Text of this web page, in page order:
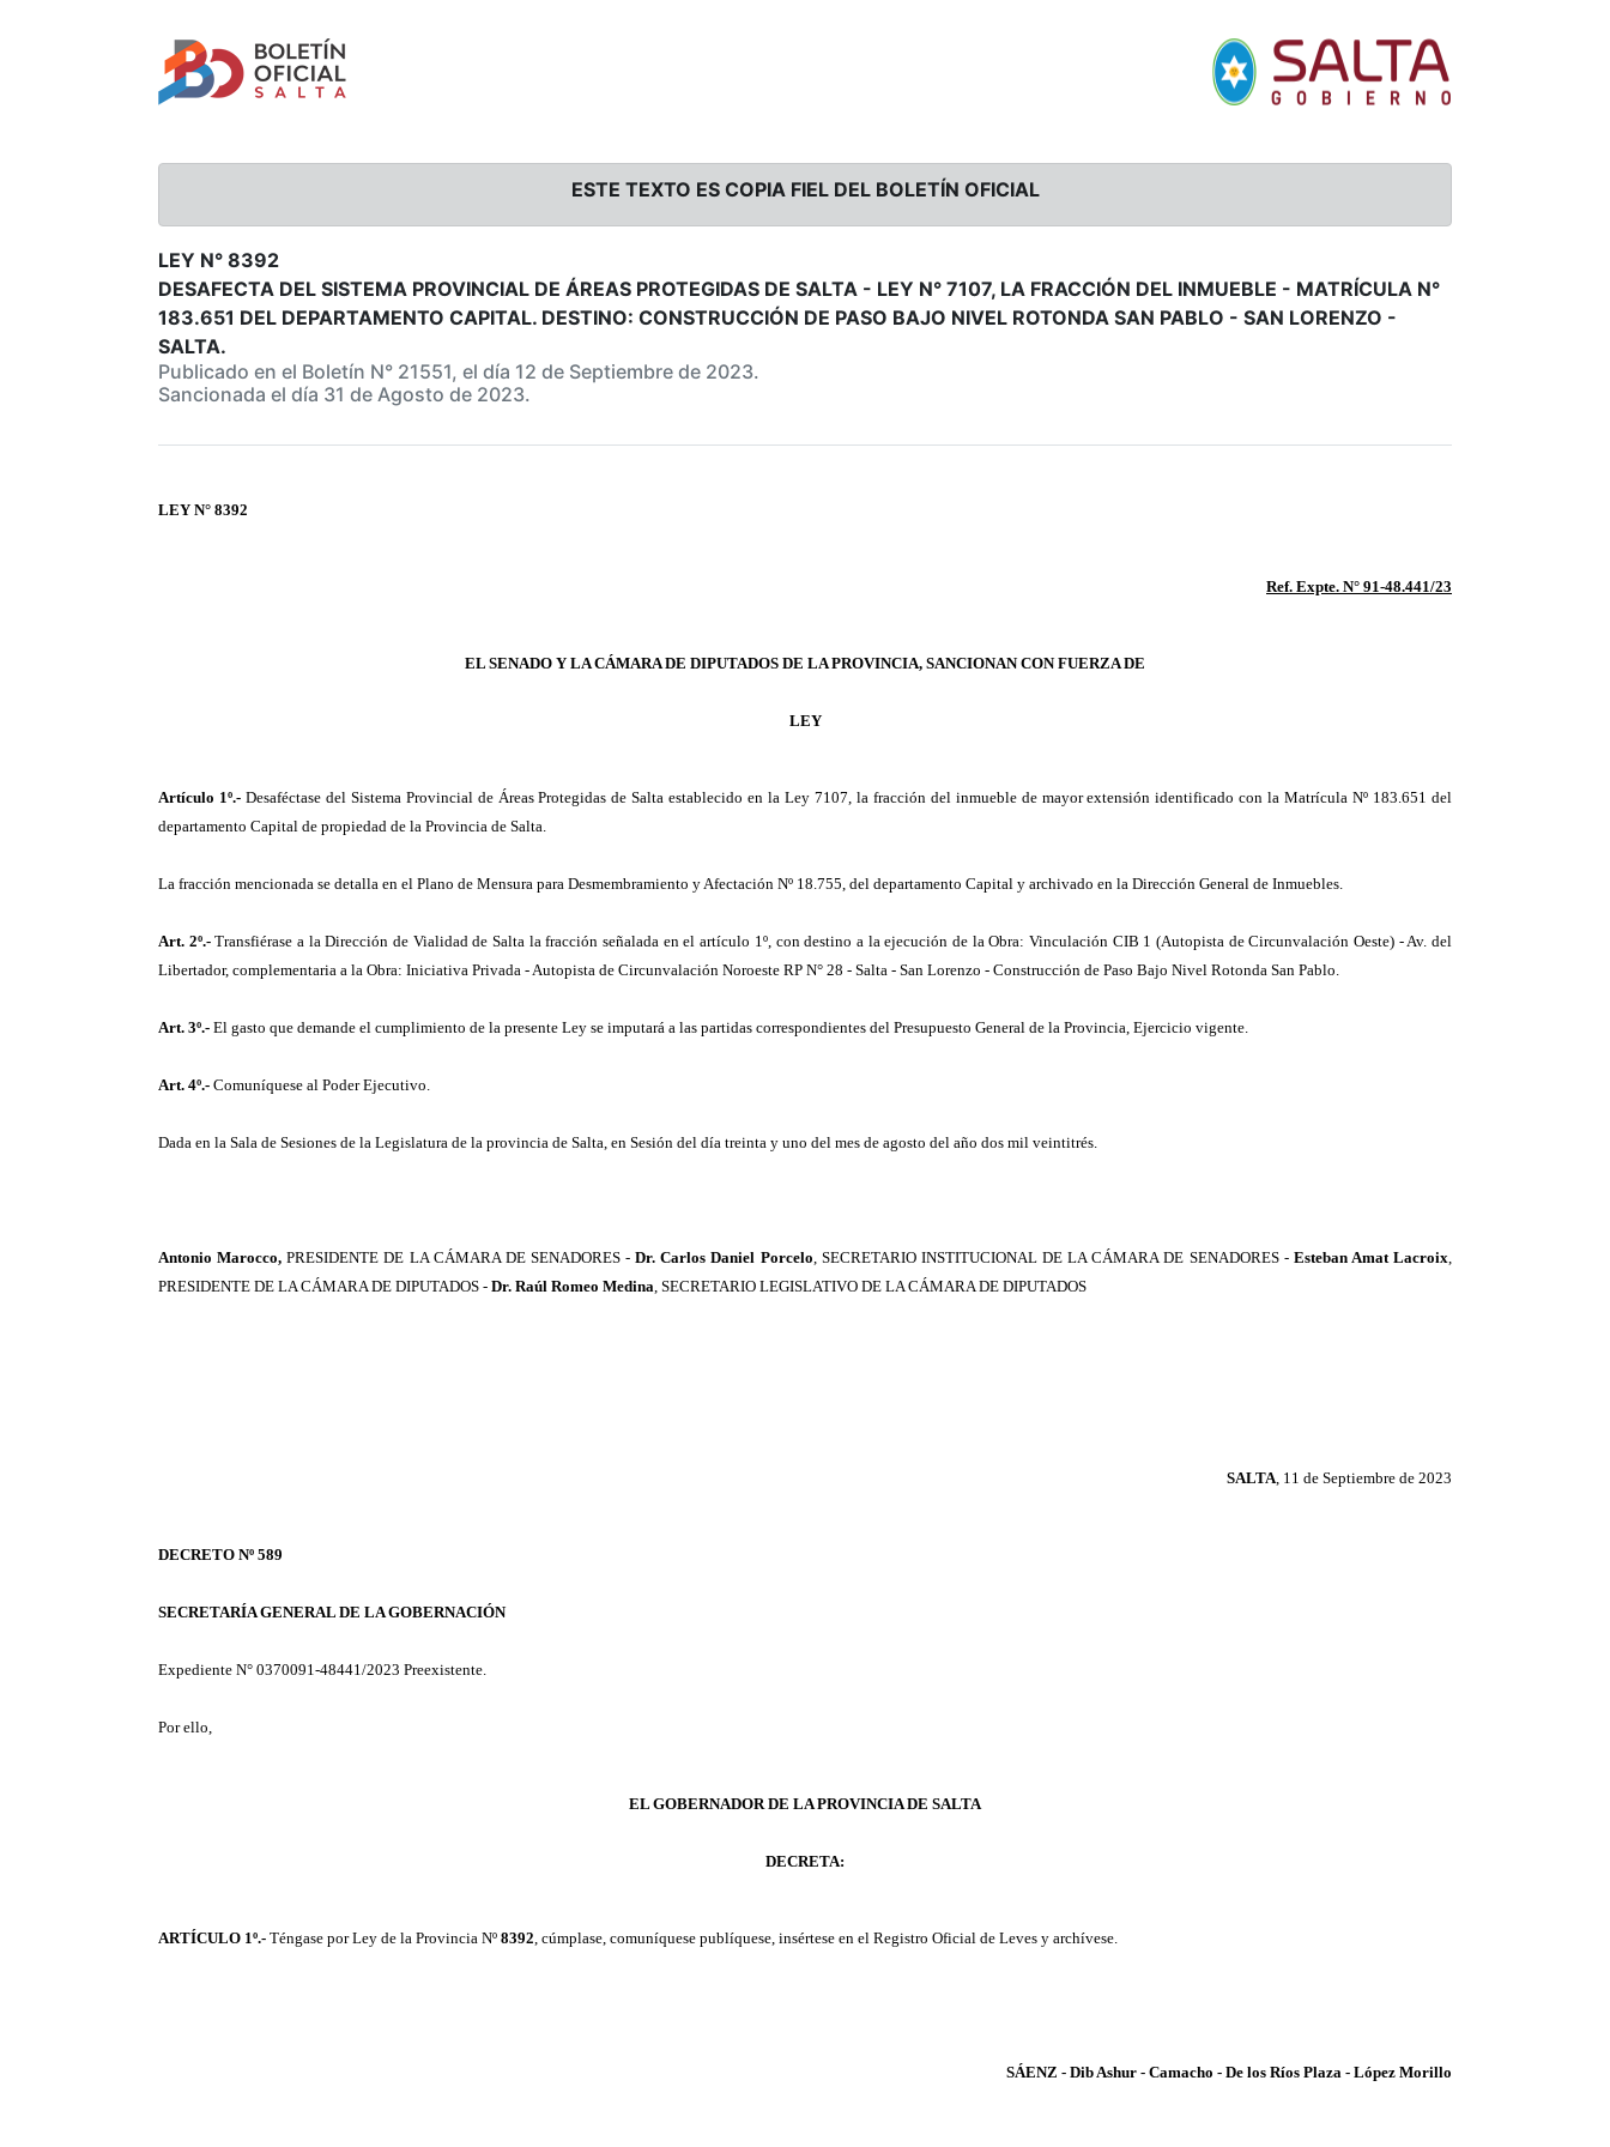
ESTE TEXTO ES COPIA FIEL DEL BOLETÍN OFICIAL
LEY N° 8392
DESAFECTA DEL SISTEMA PROVINCIAL DE ÁREAS PROTEGIDAS DE SALTA - LEY N° 7107, LA FRACCIÓN DEL INMUEBLE - MATRÍCULA N°
183.651 DEL DEPARTAMENTO CAPITAL. DESTINO: CONSTRUCCIÓN DE PASO BAJO NIVEL ROTONDA SAN PABLO - SAN LORENZO -
SALTA.
Publicado en el Boletín N° 21551, el día 12 de Septiembre de 2023.
Sancionada el día 31 de Agosto de 2023.
LEY N° 8392
Ref. Expte. N° 91-48.441/23
EL SENADO Y LA CÁMARA DE DIPUTADOS DE LA PROVINCIA, SANCIONAN CON FUERZA DE
LEY
Artículo 1º.-Desaféctase del Sistema Provincial de Áreas Protegidas de Salta establecido en la Ley 7107, la fracción del inmueble de mayor extensión identificado con la Matrícula Nº 183.651 del
departamento Capital de propiedad de la Provincia de Salta.
La fracción mencionada se detalla en el Plano de Mensura para Desmembramiento y Afectación Nº 18.755, del departamento Capital y archivado en la Dirección General de Inmuebles.
Art. 2º.-Transfiérase a la Dirección de Vialidad de Salta la fracción señalada en el artículo 1º, con destino a la ejecución de la Obra: Vinculación CIB 1 (Autopista de Circunvalación Oeste) - Av. del
Libertador, complementaria a la Obra: Iniciativa Privada - Autopista de Circunvalación Noroeste RP N° 28 - Salta - San Lorenzo - Construcción de Paso Bajo Nivel Rotonda San Pablo.
Art. 3º.- El gasto que demande el cumplimiento de la presente Ley se imputará a las partidas correspondientes del Presupuesto General de la Provincia, Ejercicio vigente.
Art. 4º.- Comuníquese al Poder Ejecutivo.
Dada en la Sala de Sesiones de la Legislatura de la provincia de Salta, en Sesión del día treinta y uno del mes de agosto del año dos mil veintitrés.
Antonio Marocco,PRESIDENTE DE LA CÁMARA DE SENADORES - Dr. Carlos Daniel Porcelo, SECRETARIO INSTITUCIONAL DE LA CÁMARA DE SENADORES- Esteban Amat Lacroix,
PRESIDENTE DE LA CÁMARA DE DIPUTADOS - Dr. Raúl Romeo Medina, SECRETARIO LEGISLATIVO DE LA CÁMARA DE DIPUTADOS
SALTA, 11 de Septiembre de 2023
DECRETO Nº 589
SECRETARÍA GENERAL DE LA GOBERNACIÓN
Expediente N° 0370091-48441/2023 Preexistente.
Por ello,
EL GOBERNADOR DE LA PROVINCIA DE SALTA
DECRETA:
ARTÍCULO 1º.- Téngase por Ley de la Provincia Nº 8392, cúmplase, comuníquese publíquese, insértese en el Registro Oficial de Leves y archívese.
SÁENZ - Dib Ashur - Camacho - De los Ríos Plaza - López Morillo